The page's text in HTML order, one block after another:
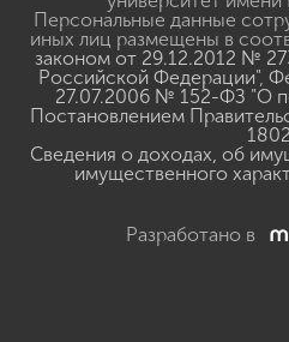
Персональные данные
иных лиц размещены в
законом от 29.12.2012 №
Российской Федерации",
27.07.2006 № 152-ФЗ "О
Постановлением
1802
Сведения о доходах, об
имущественного
Разработано в